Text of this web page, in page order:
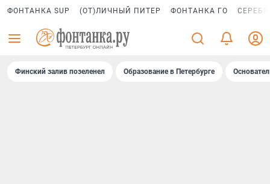
ФОНТАНКА SUP (ОТ)ЛИЧНЫЙ ПИТЕР ФОНТАНКА ГО
Финский залив позеленел Образование в Петербурге